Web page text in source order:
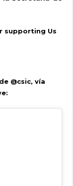
supporting Us
@csic, vía